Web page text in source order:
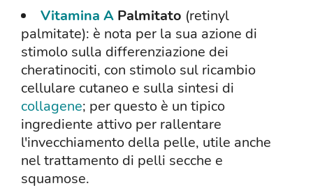
Vitamina A Palmitato (retinyl
palmitate): è nota per la sua azione di
stimolo sulla differenziazione dei
cheratinociti, con stimolo sul ricambio
cellulare cutaneo e sulla sintesi di
collagene; per questo è un tipico
ingrediente attivo per rallentare
l'invecchiamento della pelle, utile anche
nel trattamento di pelli secche e
squamose.